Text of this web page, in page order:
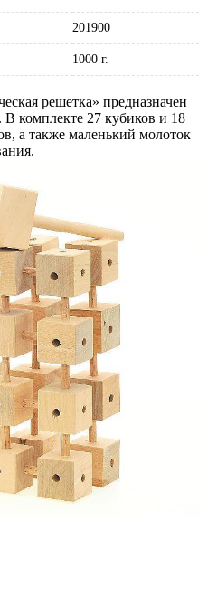
201900
1000 г.
решетка» предназначен
В комплекте 27 кубиков и 18
а также маленький молоток